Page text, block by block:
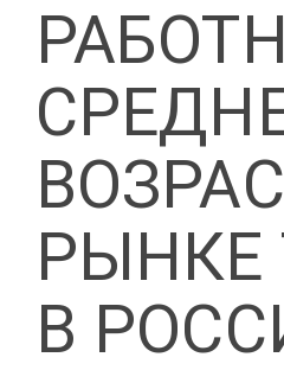
РЫНКЕ
В